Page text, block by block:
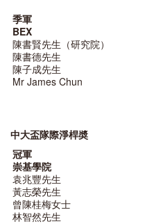
季軍
BEX
陳書賢先生（研究院）
陳書德先生
陳子成先生
Mr James Chun
中大盃隊際淨桿奬
冠軍
崇基學院
袁兆豐先生
黃志榮先生
曾陳桂梅女士
林智然先生